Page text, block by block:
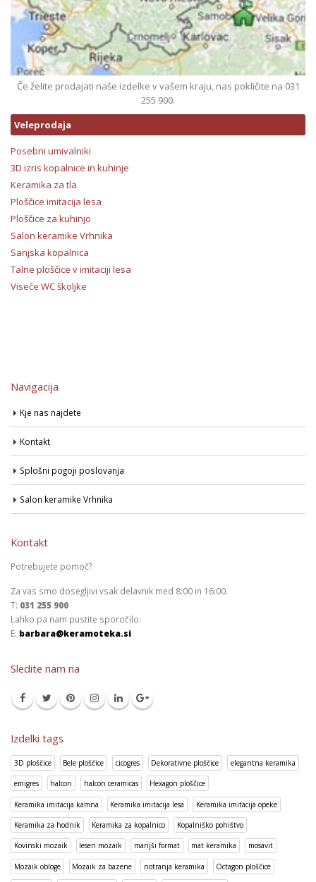
Če želite prodajati naše izdelke v vašem kraju, nas pokličite na 031
255 900.
Veleprodaja
Posebni umivalniki
3D izris kopalnice in kuhinje
Keramika za tla
Ploščice imitacija lesa
Ploščice za kuhinjo
Salon keramike Vrhnika
Sanjska kopalnica
Talne ploščice v imitaciji lesa
Viseče WC školjke
Navigacija
Kje nas najdete
Kontakt
Splošni pogoji poslovanja
Salon keramike Vrhnika
Kontakt
Potrebujete pomoč?
Za vas smo dosegljivi vsak delavnik med 8:00 in 16:00.
T: 031 255 900
Lahko pa nam pustite sporočilo:
E: barbara@keramoteka.si
Sledite nam na
Izdelki tags
3D ploščice Bele ploščice cicogres Dekorativne ploščice elegantna keramika
emigres halcon halcon ceramicas Hexagon ploščice
Keramika imitacija kamna Keramika imitacija lesa Keramika imitacija opeke
Keramika za hodnik Keramika za kopalnico Kopalniško pohištvo
Kovinski mozaik lesen mozaik manjši format mat keramika mosavit
Mozaik obloge Mozaik za bazene notranja keramika Octagon ploščice